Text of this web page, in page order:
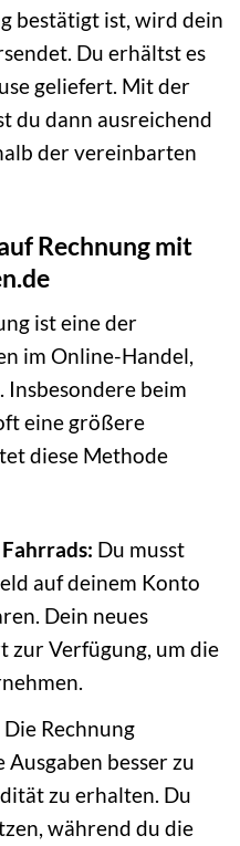
bestätigt ist, wird dein
Du erhältst es
geliefert. Mit der
du dann ausreichend
der vereinbarten
Rechnung mit
ist eine der
im Online-Handel,
Insbesondere beim
eine größere
diese Methode
Du musst
auf deinem Konto
Dein neues
zur Verfügung, um die
Die Rechnung
besser zu
zu erhalten. Du
während du die